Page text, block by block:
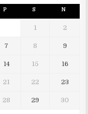
P S N
1 2
7 8 9
14 15 16
21 22 23
28 29 30